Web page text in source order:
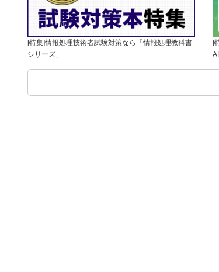
[特集]情報処理技術者試験対策なら「情報処理教科書
シリーズ」
[